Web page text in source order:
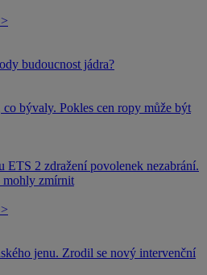
budoucnost jádra?
bývaly. Pokles cen ropy může být
ETS 2 zdražení povolenek nezabrání.
mohly zmírnit
jenu. Zrodil se nový intervenční